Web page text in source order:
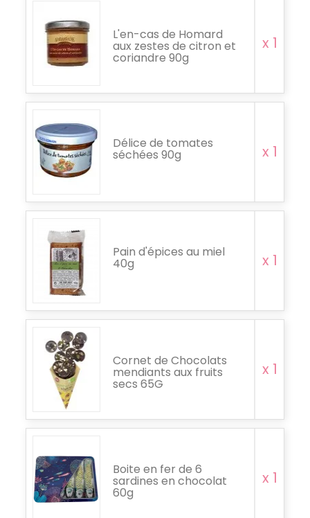
L'en-cas de Homard
aux zestes de citron et
coriandre 90g
x 1
Délice de tomates
séchées 90g x 1
Pain d'épices au miel
40g x 1
Cornet de Chocolats
mendiants aux fruits
secs 65G
x 1
Boite en fer de 6
sardines en chocolat
60g
x 1